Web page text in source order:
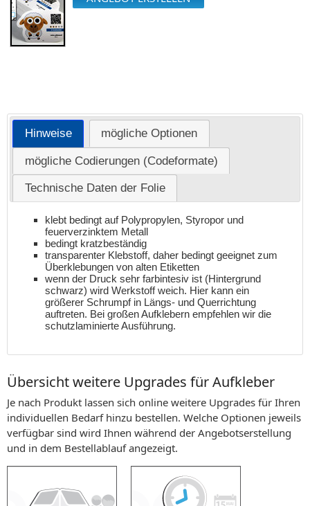
Hinweise mögliche Optionen
mögliche Codierungen (Codeformate)
Technische Daten der Folie
klebt bedingt auf Polypropylen, Styropor und
feuerverzinktem Metall
bedingt kratzbeständig
transparenter Klebstoff, daher bedingt geeignet zum
Überklebungen von alten Etiketten
wenn der Druck sehr farbintesiv ist (Hintergrund
schwarz) wird Werkstoff weich. Hier kann ein
größerer Schrumpf in Längs- und Querrichtung
auftreten. Bei großen Aufklebern empfehlen wir die
schutzlaminierte Ausführung.
Übersicht weitere Upgrades für Aufkleber
Je nach Produkt lassen sich online weitere Upgrades für Ihren
individuellen Bedarf hinzu bestellen. Welche Optionen jeweils
verfügbar sind wird Ihnen während der Angebotserstellung
und in dem Bestellablauf angezeigt.